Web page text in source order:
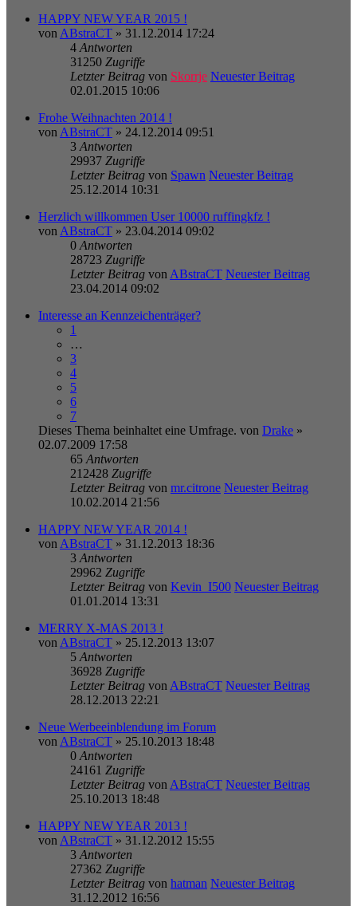
HAPPY NEW YEAR 2015 !
vonABstraCT » 31.12.2014 17:24
4Antworten
31250 Zugriffe
Letzter Beitrag von Skorrje Neuester Beitrag
02.01.2015 10:06
Frohe Weihnachten 2014 !
vonABstraCT » 24.12.2014 09:51
3Antworten
29937 Zugriffe
Letzter Beitrag von Spawn Neuester Beitrag
25.12.2014 10:31
Herzlich willkommen User 10000 ruffingkfz !
vonABstraCT » 23.04.2014 09:02
0Antworten
28723 Zugriffe
Letzter Beitrag vonABstraCT Neuester Beitrag
23.04.2014 09:02
Interesse an Kennzeichenträger?
1
…
3
4
5
6
7
Dieses Thema beinhaltet eine Umfrage. von Drake »
02.07.2009 17:58
65Antworten
212428 Zugriffe
Letzter Beitrag von mr.citrone Neuester Beitrag
10.02.2014 21:56
HAPPY NEW YEAR 2014 !
vonABstraCT » 31.12.2013 18:36
3Antworten
29962 Zugriffe
Letzter Beitrag von Kevin_I500 Neuester Beitrag
01.01.2014 13:31
MERRY X-MAS 2013 !
vonABstraCT » 25.12.2013 13:07
5Antworten
36928 Zugriffe
Letzter Beitrag vonABstraCT Neuester Beitrag
28.12.2013 22:21
Neue Werbeeinblendung im Forum
vonABstraCT » 25.10.2013 18:48
0Antworten
24161 Zugriffe
Letzter Beitrag vonABstraCT Neuester Beitrag
25.10.2013 18:48
HAPPY NEW YEAR 2013 !
vonABstraCT » 31.12.2012 15:55
3Antworten
27362 Zugriffe
Letzter Beitrag von hatman Neuester Beitrag
31.12.2012 16:56